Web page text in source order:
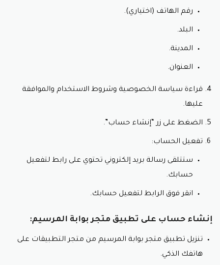
رقم الهاتف (اختياري).
البلد.
المدينة.
العنوان.
قراءة سياسة الخصوصية وشروط الاستخدام والموافقة
عليها.
الضغط على زر “إنشاء حساب”.
تفعيل الحساب:
ستتلقى رسالة بريد إلكتروني تحتوي على رابط لتفعيل
حسابك.
انقر فوق الرابط لتفعيل حسابك.
إنشاء حساب على تطبيق متجر بوابة المرسيم:
تنزيل تطبيق متجر بوابة المرسيم من متجر التطبيقات على
هاتفك الذكي.